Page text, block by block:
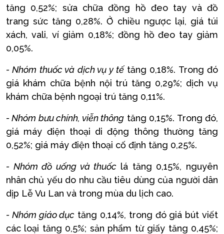
tăng 0,52%; sửa chữa đồng hồ đeo tay và đồ
trang sức tăng 0,28%. Ở chiều ngược lại, giá túi
xách, vali, ví giảm 0,18%; đồng hồ đeo tay giảm
0,05%.
- Nhóm thuốc và dịch vụ y tế tăng 0,18%. Trong đó
giá khám chữa bệnh nội trú tăng 0,29%; dịch vụ
khám chữa bệnh ngoại trú tăng 0,11%.
- Nhóm bưu chính, viễn thông tăng 0,15%. Trong đó,
giá máy điện thoại di động thông thường tăng
0,52%; giá máy điện thoại cố định tăng 0,25%.
- Nhóm đồ uống và thuốc lá tăng 0,15%, nguyên
nhân chủ yếu do nhu cầu tiêu dùng của người dân
dịp Lễ Vu Lan và trong mùa du lịch cao.
- Nhóm giáo dục tăng 0,14%, trong đó giá bút viết
các loại tăng 0,5%; sản phẩm từ giấy tăng 0,45%;